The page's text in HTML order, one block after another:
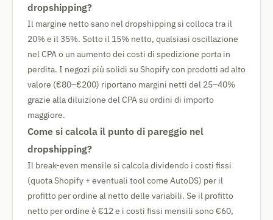
dropshipping?
Il margine netto sano nel dropshipping si colloca tra il
20% e il 35%. Sotto il 15% netto, qualsiasi oscillazione
nel CPA o un aumento dei costi di spedizione porta in
perdita. I negozi più solidi su Shopify con prodotti ad alto
valore (€80–€200) riportano margini netti del 25–40%
grazie alla diluizione del CPA su ordini di importo
maggiore.
Come si calcola il punto di pareggio nel
dropshipping?
Il break-even mensile si calcola dividendo i costi fissi
(quota Shopify + eventuali tool come AutoDS) per il
profitto per ordine al netto delle variabili. Se il profitto
netto per ordine è €12 e i costi fissi mensili sono €60,